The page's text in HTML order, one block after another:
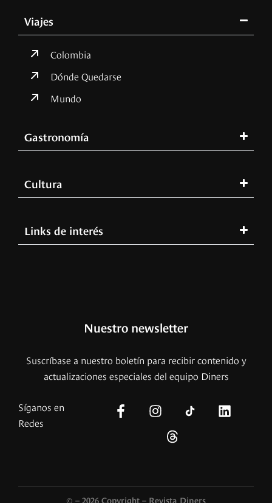
Viajes
Colombia
Dónde Quedarse
Mundo
Gastronomía
Cultura
Links de interés
Nuestro newsletter
Suscríbase a nuestro boletín para recibir contenido y
actualizaciones especiales del equipo Diners
Síganos en
Redes
© – 2026 Copyright – Revista Diners